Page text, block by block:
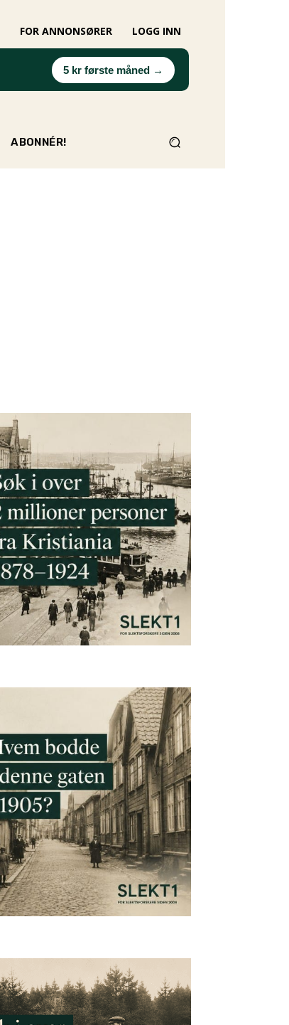
FOR ANNONSØRER LOGG INN
5 kr første måned →
ABONNÉR!